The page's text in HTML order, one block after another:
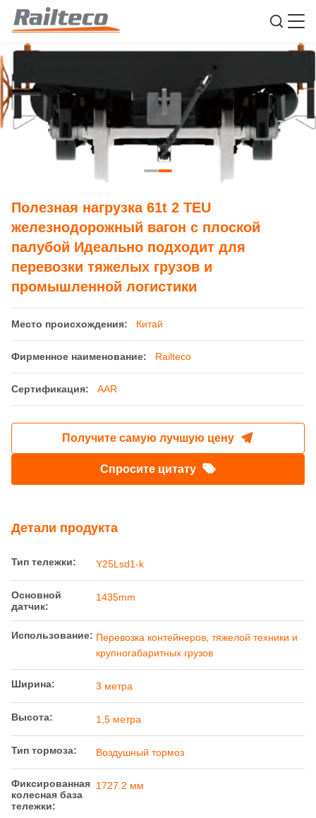
Полезная нагрузка 61t 2 TEU
железнодорожный вагон с плоской
палубой Идеально подходит для
перевозки тяжелых грузов и
промышленной логистики
Место происхождения: Китай
Фирменное наименование: Railteco
Сертификация: AAR
Получите самую лучшую цену
Спросите цитату
Детали продукта
Тип тележки: Y25Lsd1-k
Основной
датчик:
1435mm
Использование: Перевозка контейнеров, тяжелой техники и
крупногабаритных грузов
Ширина: 3 метра
Высота: 1,5 метра
Тип тормоза: Воздушный тормоз
Фиксированная
колесная база
тележки:
1727.2 мм